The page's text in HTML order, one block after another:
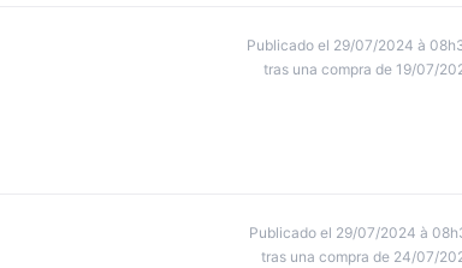
Publicado el 29/07/2024 à
tras una compra de 19/07/
Publicado el 29/07/2024 à
tras una compra de 24/07/